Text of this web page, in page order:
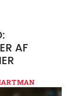
AF